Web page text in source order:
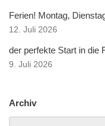
Ferien! Montag,
12. Juli 2026
der perfekte Start in die
9. Juli 2026
Archiv